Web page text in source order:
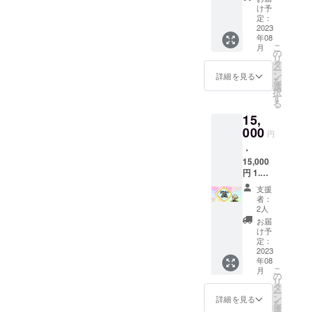
クラウ
ドファ
ンディ
ング内
がより
濃い内
おりま
す。 ・
間や回
数:クラ
ウド
ファン
ディン
グ掲載
期間中
に、1週
間に1回
程度を
目安に
更新し
ます。
イラス
トレー
ター様
のお名
前及び
Dの方も
公開さ
(掲載許
可取得
【※3】
活動報
告につ
いて ・
提供方
法:クラ
ウド
ファン
ディン
グ内で
の報告
にて提
周年記
念イラ
ストを
依頼中
です。1
周年記
念イラ
がグッ
ズにな
です。
依頼品
が完成
次第、
活動報
告書及
び
Twitter
にてお
披露目
して参
りま
ラスト
・収録
時間：
1〜2分
・提供
方法：
視聴用
のURL
リター
ンの内
断で転
載・公
開する
ことは
禁止で
す。 6.
チェキ
風ネッ
プリ※1
7.ポス
トカー
ド※1
【※1】1
周年記
(2532 x
1170・
1080×2
400・
2,520×1
,080)の
3サイズ
※1 3.PC
1080・
3072×2
049)の2
サイズ
※1
4.Twitte
rヘッ
ダー※1
5.あり
がとう
ボイス
・収録
時間：
1〜2分
・提供
方法：
視聴用
け予
定：
2023
年08
月
詳細を見る
こ
の
リ
タ
ー
ン
を
選
択
す
る
15,
000 円
・
15,000
円 1.活
動報告
公開※3
2.スマ
ホ壁紙
(2532 x
1170・
1080×2
400・
2,520×1
,080)の
3サイズ
※1 3.PC
支援
者：
2人
お届
け予
定：
2023
年08
月
詳細を見る
こ
の
リ
タ
ー
ン
を